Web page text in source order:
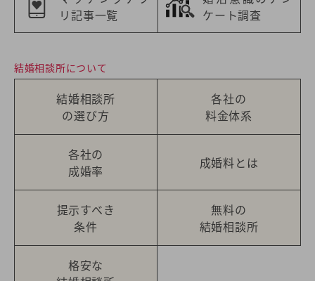
リ記事一覧
ケート調査
結婚相談所について
結婚相談所
の選び方
各社の
料金体系
各社の
成婚率
成婚料とは
提示すべき
条件
無料の
結婚相談所
格安な